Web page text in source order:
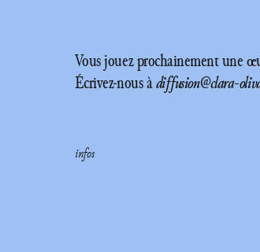
infos
Vous jouez prochainement une
Écrivez-nous àdiffusion@clara-